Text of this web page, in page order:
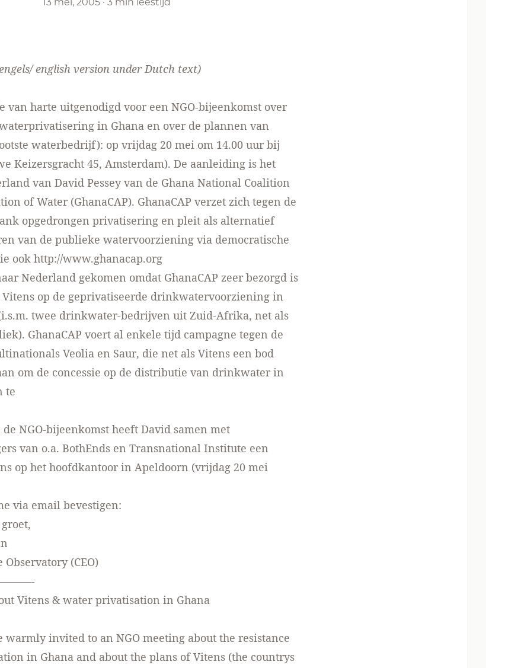
english version under Dutch text)
van harte uitgenodigd voor een NGO-bijeenkomst over
in Ghana en over de plannen van
waterbedrijf): op vrijdag 20 mei om 14.00 uur bij
Keizersgracht 45, Amsterdam). De aanleiding is het
van David Pessey van de Ghana National Coalition
of Water (GhanaCAP). GhanaCAP verzet zich tegen de
opgedrongen privatisering en pleit als alternatief
van de publieke watervoorziening via democratische
ook http://www.ghanacap.org
Nederland gekomen omdat GhanaCAP zeer bezorgd is
Vitens op de geprivatiseerde drinkwatervoorziening in
twee drinkwater-bedrijven uit Zuid-Afrika, net als
GhanaCAP voert al enkele tijd campagne tegen de
Veolia en Saur, die net als Vitens een bod
om de concessie op de distributie van drinkwater in
te
NGO-bijeenkomst heeft David samen met
van o.a. BothEnds en Transnational Institute een
op het hoofdkantoor in Apeldoorn (vrijdag 20 mei
via email bevestigen:
Observatory (CEO)
Vitens & water privatisation in Ghana
warmly invited to an NGO meeting about the resistance
in Ghana and about the plans of Vitens (the countrys